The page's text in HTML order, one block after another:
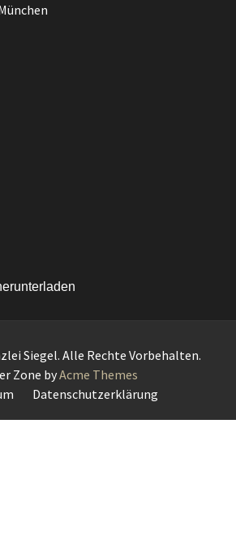
Siegel. Alle Rechte Vorbehalten.
Zone byAcme Themes
Datenschutzerklärung